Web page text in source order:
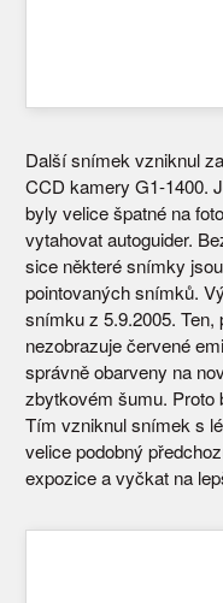
Další snímek vzniknul
CCD kamery G1-1400.
byly velice špatné na
vytahovat autoguider.
sice některé snímky
pointovaných snímků.
snímku z 5.9.2005.
nezobrazuje červené
správně obarveny na
zbytkovém šumu. Proto
Tím vzniknul snímek s
velice podobný
expozice a vyčkat na